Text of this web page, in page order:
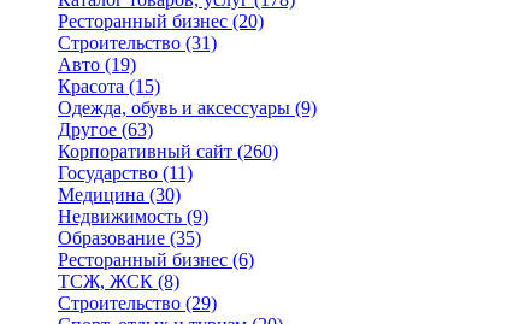
Ресторанный бизнес (20)
Строительство (31)
Авто (19)
Красота (15)
Одежда, обувь и аксессуары (9)
Другое (63)
Корпоративный сайт (260)
Государство (11)
Медицина (30)
Недвижимость (9)
Образование (35)
Ресторанный бизнес (6)
ТСЖ, ЖСК (8)
Строительство (29)